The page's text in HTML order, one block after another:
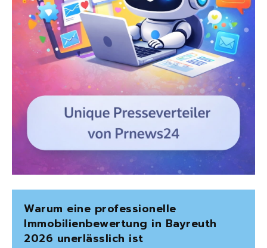
Warum eine professionelle
Immobilienbewertung in Bayreuth
2026 unerlässlich ist